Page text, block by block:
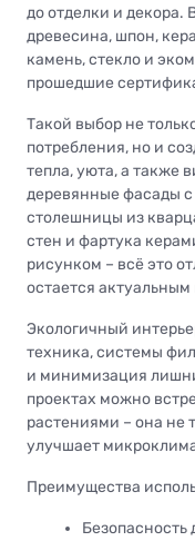
до отделки и декора.
древесина, шпон,
камень, стекло и
прошедшие
Такой выбор не
потребления, но и
тепла, уюта, а также
деревянные фасады
столешницы из
стен и фартука
рисунком – всё это
остается актуальным
Экологичный
техника, системы
и минимизация
проектах можно
растениями – она не
улучшает
Преимущества
Безопасность